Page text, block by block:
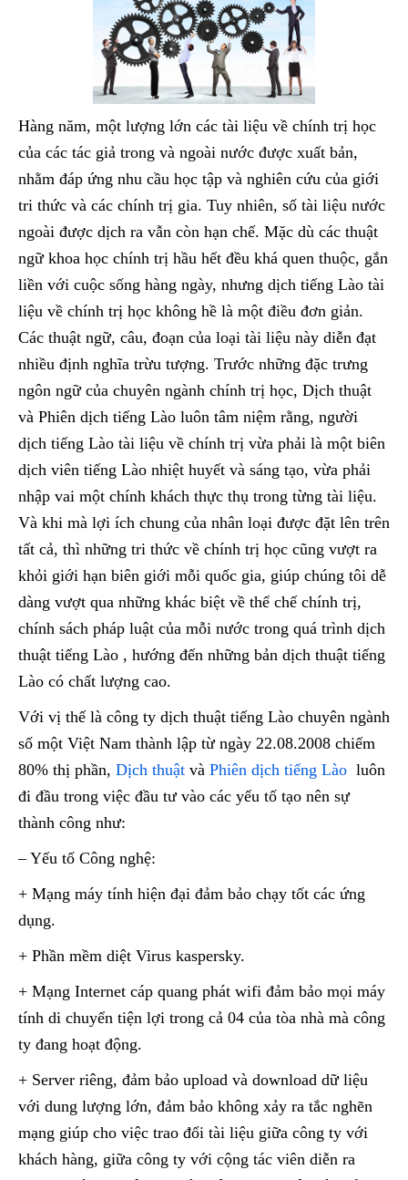
Hàng năm, một lượng lớn các tài liệu về chính trị học
của các tác giả trong và ngoài nước được xuất bản,
nhằm đáp ứng nhu cầu học tập và nghiên cứu của giới
tri thức và các chính trị gia. Tuy nhiên, số tài liệu nước
ngoài được dịch ra vẫn còn hạn chế. Mặc dù các thuật
ngữ khoa học chính trị hầu hết đều khá quen thuộc, gắn
liền với cuộc sống hàng ngày, nhưng dịch tiếng Lào tài
liệu về chính trị học không hề là một điều đơn giản.
Các thuật ngữ, câu, đoạn của loại tài liệu này diễn đạt
nhiều định nghĩa trừu tượng. Trước những đặc trưng
ngôn ngữ của chuyên ngành chính trị học, Dịch thuật
và Phiên dịch tiếng Lào luôn tâm niệm rằng, người
dịch tiếng Lào tài liệu về chính trị vừa phải là một biên
dịch viên tiếng Lào nhiệt huyết và sáng tạo, vừa phải
nhập vai một chính khách thực thụ trong từng tài liệu.
Và khi mà lợi ích chung của nhân loại được đặt lên trên
tất cả, thì những tri thức về chính trị học cũng vượt ra
khỏi giới hạn biên giới mỗi quốc gia, giúp chúng tôi dễ
dàng vượt qua những khác biệt về thể chế chính trị,
chính sách pháp luật của mỗi nước trong quá trình dịch
thuật tiếng Lào , hướng đến những bản dịch thuật tiếng
Lào có chất lượng cao.
Với vị thế là công ty dịch thuật tiếng Lào chuyên ngành
số một Việt Nam thành lập từ ngày 22.08.2008 chiếm
80% thị phần, Dịch thuật và Phiên dịch tiếng Lào luôn
đi đầu trong việc đầu tư vào các yếu tố tạo nên sự
thành công như:
– Yếu tố Công nghệ:
+ Mạng máy tính hiện đại đảm bảo chạy tốt các ứng
dụng.
+ Phần mềm diệt Virus kaspersky.
+ Mạng Internet cáp quang phát wifi đảm bảo mọi máy
tính di chuyển tiện lợi trong cả 04 của tòa nhà mà công
ty đang hoạt động.
+ Server riêng, đảm bảo upload và download dữ liệu
với dung lượng lớn, đảm bảo không xảy ra tắc nghẽn
mạng giúp cho việc trao đổi tài liệu giữa công ty với
khách hàng, giữa công ty với cộng tác viên diễn ra